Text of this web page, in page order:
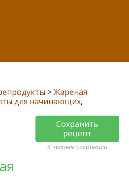
>Жареная
для начинающих,
Сохранить
рецепт
4 человек сохранили